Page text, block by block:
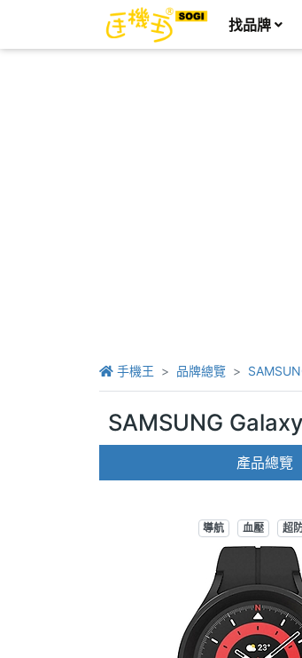
找品牌
手機王 品牌總覽
SAMSUNG
產品總覽
導航 血壓 超